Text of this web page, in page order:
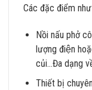
Các đặc điểm như
Nồi nấu phở
lượng điện
củi…Đa dạng
Thiết bị